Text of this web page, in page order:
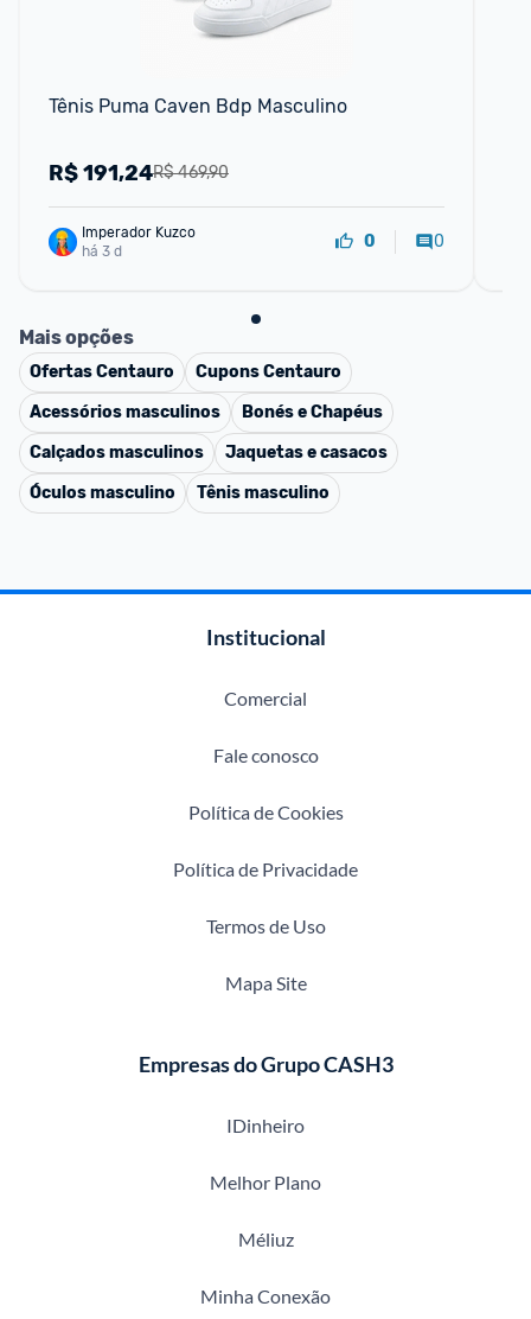
Tênis Puma Caven Bdp Masculino
R$ 469,90
R$191,24
Imperador Kuzco
há 3 d
0 0
Mais opções
OfertasCentauro CuponsCentauro
Acessórios masculinos
Bonés e Chapéus
Calçados masculinos
Jaquetas e casacos
Óculos masculino
Tênis masculino
Institucional
Comercial
Fale conosco
Política de Cookies
Política de Privacidade
Termos de Uso
Mapa Site
Empresas do Grupo CASH3
IDinheiro
Melhor Plano
Méliuz
Minha Conexão